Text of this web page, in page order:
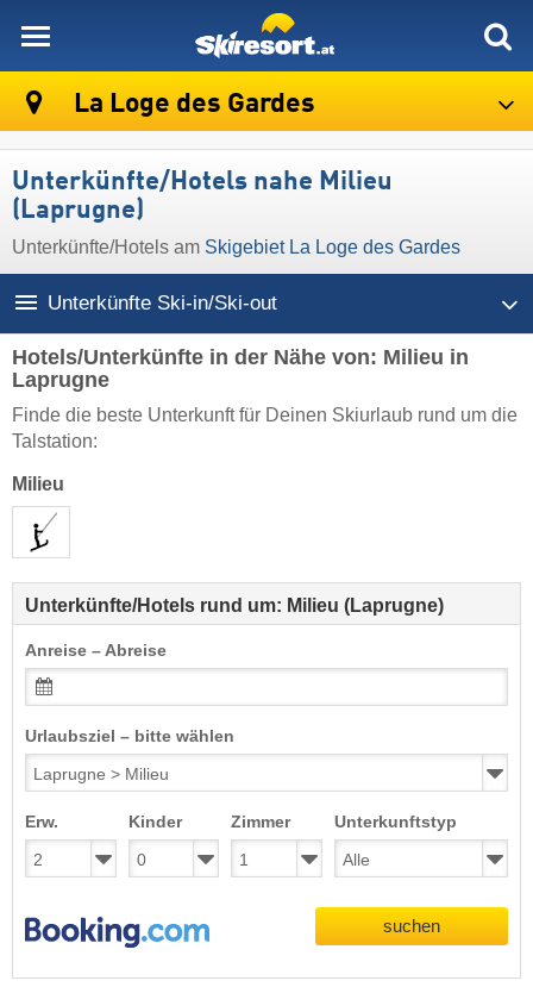
La Loge des Gardes
Unterkünfte/Hotels nahe Milieu
(Laprugne)
Unterkünfte/Hotels am Skigebiet La Loge des Gardes
Unterkünfte Ski-in/Ski-out
Hotels/Unterkünfte in der Nähe von: Milieu in
Laprugne
Finde die beste Unterkunft für Deinen Skiurlaub rund um die
Talstation:
Milieu
Unterkünfte/Hotels rund um: Milieu (Laprugne)
Anreise – Abreise
Urlaubsziel – bitte wählen
Erw. Kinder Zimmer Unterkunftstyp
suchen